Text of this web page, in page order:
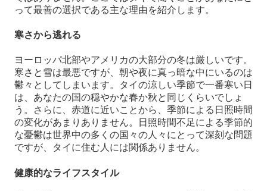
って最善の選択である主な理由を紹介します。
寒さから逃れる
ヨーロッパ北部やアメリカの大部分の冬は厳しいです。
寒さと雪は最悪ですが、朝や夜に真っ暗な中にいるのは
鬱々としてしまいます。タイの涼しい季節で一番寒い日
は、あなたの国の穏やかな春か秋と同じくらいでしょ
う。さらに、赤道に近いことから、季節による日照時間
の変化があまりありません。日照時間不足による季節的
な憂鬱は世界中の多くの国々の人々にとって深刻な問題
ですが、タイに住む人には関係ありません。
健康的なライフスタイル